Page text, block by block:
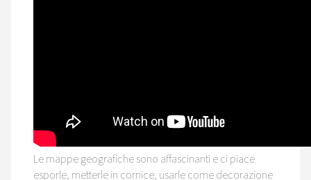
Le mappe geografiche sono affascinanti e ci piace
esporle, metterle in cornice, usarle come decorazione